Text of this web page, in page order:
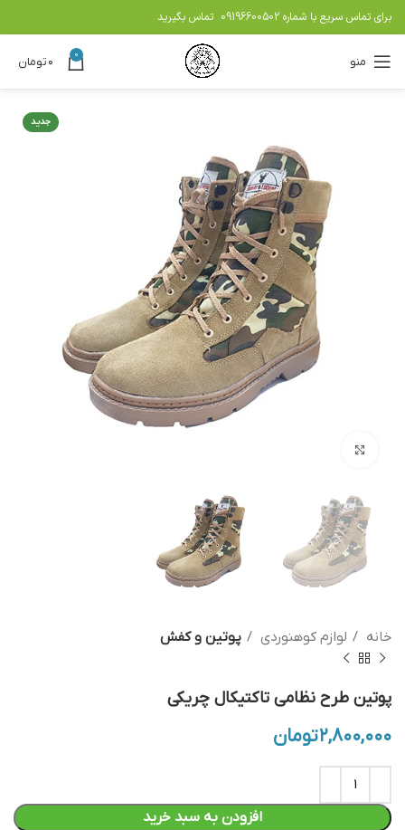
برای تماس سریع با شماره 09196600502 تماس بگیرید
منو 0 ۰تومان
جدید
خانه لوازم کوهنوردی پوتین و کفش
پوتین طرح نظامی تاکتیکال چریکی
۲,۸۰۰,۰۰۰تومان
افزودن به سبد خرید